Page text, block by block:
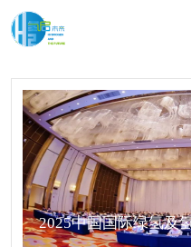
2025中国国际绿氢及